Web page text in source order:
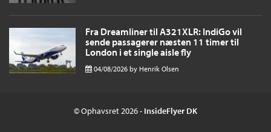
Fra Dreamliner til A321XLR: IndiGo vil
sende passagerer næsten 11 timer til
London i et single aisle fly
04/08/2026 by Henrik Olsen
© Ophavsret 2026 - InsideFlyer DK